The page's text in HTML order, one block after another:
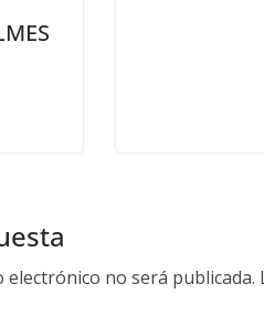
electrónico no será publicada.